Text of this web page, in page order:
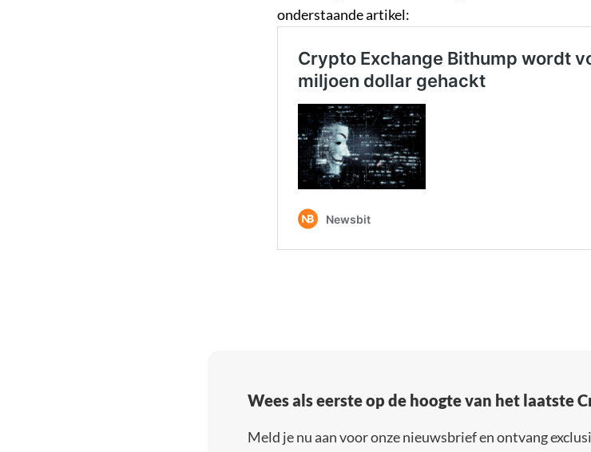
onderstaande artikel:
Wees als eerste op de hoogte van het laatste
Meld je nu aan voor onze nieuwsbrief en ontvang